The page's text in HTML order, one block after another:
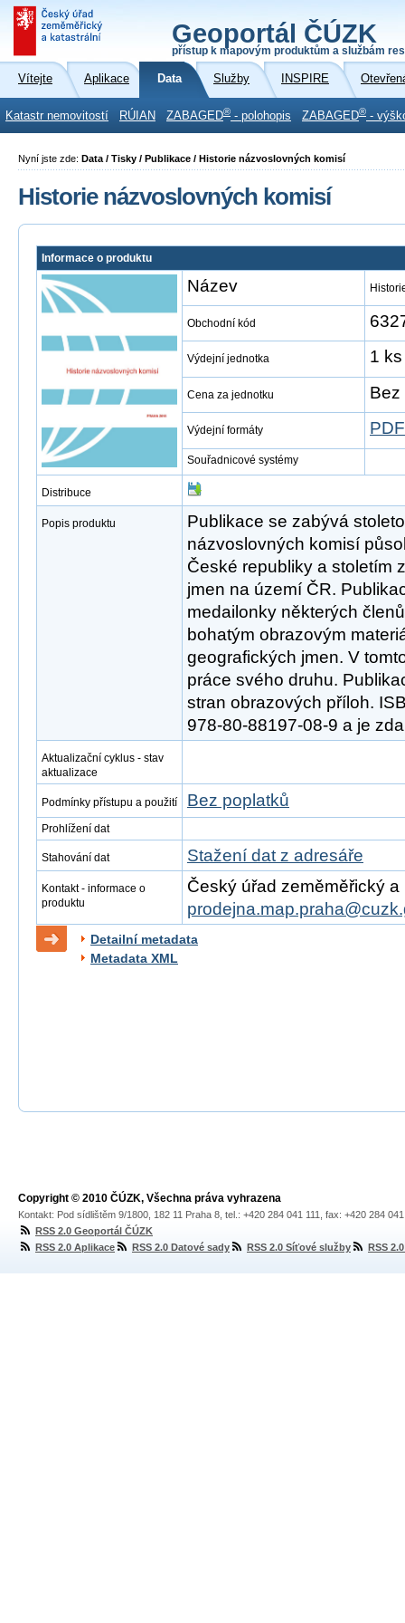
Geoportál ČÚZK
přístup k mapovým produktům a službám
Vítejte Aplikace Data Služby INSPIRE
Katastr nemovitostí RÚIAN ZABAGED® - polohopis ZABAGED® -
Nyní jste zde: Data / Tisky / Publikace / Historie názvoslovných komisí
Historie názvoslovných komisí
Informace o produktu
Název
Obchodní kód
Výdejní jednotka 1 ks
Cena za jednotku Bez
Výdejní formáty PDF
Souřadnicové systémy
Distribuce
Popis produktu
Publikace se zabývá
názvoslovných komisí
České republiky a stoletím
jmen na území ČR.
medailonky některých
bohatým obrazovým
geografických jmen. V
práce svého druhu.
stran obrazových příloh.
978-80-88197-08-9 a je
Aktualizační cyklus - stav
aktualizace
Podmínky přístupu a použití Bez poplatků
Prohlížení dat
Stahování dat Stažení dat z adresáře
Kontakt - informace o
produktu
Český úřad zeměměřický
Detailní metadata
Metadata XML
Copyright © 2010 ČÚZK, Všechna práva vyhrazena
Kontakt: Pod sídlištěm 9/1800, 182 11 Praha 8, tel.: +420 284 041 111, fax: +420 284
RSS 2.0 Geoportál ČÚZK
RSS 2.0 Aplikace
RSS 2.0 Datové sady RSS 2.0 Síťové služby RSS